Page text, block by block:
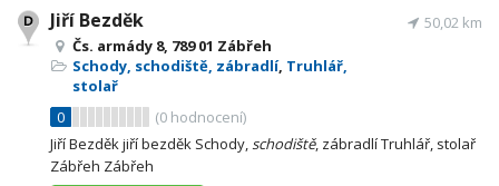
Jiří Bezděk
Čs. armády 8, 789 01 Zábřeh
Schody, schodiště, zábradlí, Truhlář,
stolař
0
(0 hodnocení)
50,02 km
Jiří Bezděk jiří bezděk Schody,schodiště, zábradlí Truhlář, stolař
Zábřeh Zábřeh